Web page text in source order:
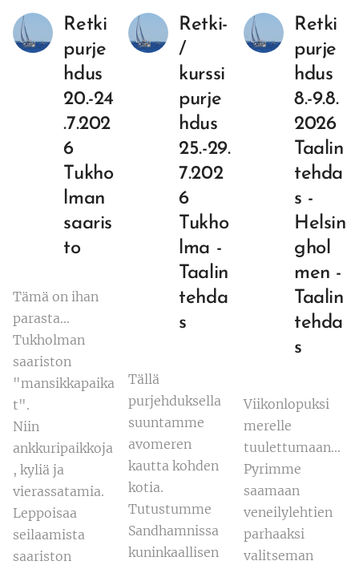
Retki
purje
hdus
20.-24
.7.202
6
Tukho
lman
saaris
to
Tämä on ihan
parasta...
Tukholman
saariston
"mansikkapaika
t".
Niin
ankkuripaikkoja
, kyliä ja
vierassatamia.
Leppoisaa
seilaamista
saariston
Retki-
/
kurssi
purje
hdus
25.-29.
7.202
6
Tukho
lma -
Taalin
tehda
s
Tällä
purjehduksella
suuntamme
avomeren
kautta kohden
kotia.
Tutustumme
Sandhamnissa
kuninkaallisen
Retki
purje
hdus
8.-9.8.
2026
Taalin
tehda
s -
Helsin
ghol
men -
Taalin
tehda
s
Viikonlopuksi
merelle
tuulettumaan...
Pyrimme
saamaan
veneilylehtien
parhaaksi
valitseman